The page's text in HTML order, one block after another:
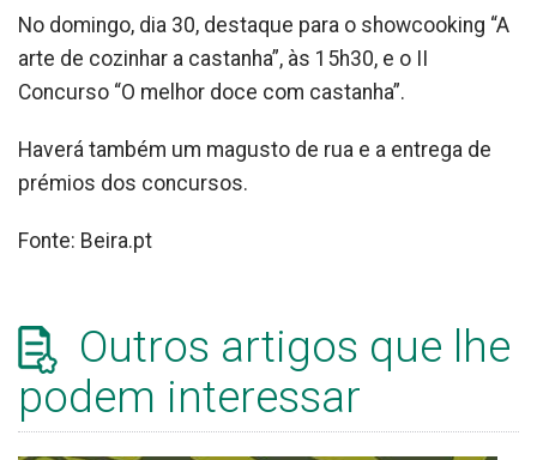
No domingo, dia 30, destaque para o showcooking “A
arte de cozinhar a castanha”, às 15h30, e o II
Concurso “O melhor doce com castanha”.
Haverá também um magusto de rua e a entrega de
prémios dos concursos.
Fonte: Beira.pt
Outros artigos que lhe
podem interessar